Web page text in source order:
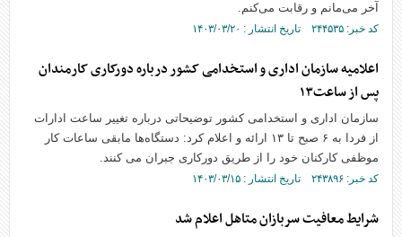
آخر می‌مانم و رقابت می‌کنم.
کد خبر: ۲۴۴۵۳۵ تاریخ انتشار : ۱۴۰۳/۰۳/۲۰
اعلامیه سازمان اداری و استخدامی کشور درباره دورکاری کارمندان
پس از ساعت۱۳
سازمان اداری و استخدامی کشور توضیحاتی درباره تغییر ساعت ادارات
از فردا به ۶ صبح تا ۱۳ ارائه و اعلام کرد: دستگاه‌ها مابقی ساعات کار
موظفی کارکنان خود را از طریق دورکاری جبران می کنند.
کد خبر: ۲۴۳۸۹۶ تاریخ انتشار : ۱۴۰۳/۰۳/۱۵
شرایط معافیت سربازان متاهل اعلام شد